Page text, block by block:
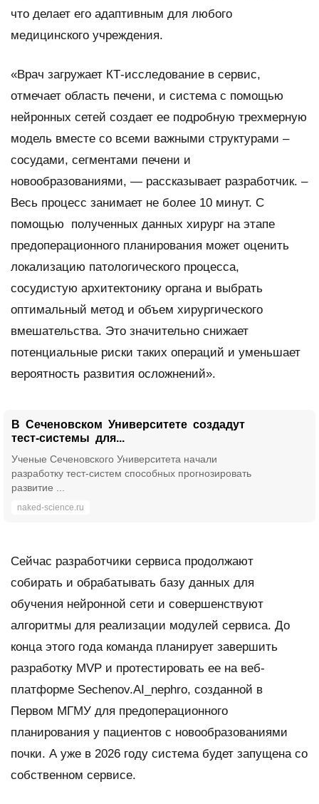
что делает его адаптивным для любого
медицинского учреждения.
«Врач загружает КТ-исследование в сервис,
отмечает область печени, и система с помощью
нейронных сетей создает ее подробную трехмерную
модель вместе со всеми важными структурами –
сосудами, сегментами печени и
новообразованиями, — рассказывает разработчик. –
Весь процесс занимает не более 10 минут. С
помощью полученных данных хирург на этапе
предоперационного планирования может оценить
локализацию патологического процесса,
сосудистую архитектонику органа и выбрать
оптимальный метод и объем хирургического
вмешательства. Это значительно снижает
потенциальные риски таких операций и уменьшает
вероятность развития осложнений».
В Сеченовском Университете создадут
тест-системы для...
Ученые Сеченовского Университета начали
разработку тест-систем способных прогнозировать
развитие ...
naked-science.ru
Сейчас разработчики сервиса продолжают
собирать и обрабатывать базу данных для
обучения нейронной сети и совершенствуют
алгоритмы для реализации модулей сервиса. До
конца этого года команда планирует завершить
разработку MVP и протестировать ее на веб-
платформе Sechenov.AI_nephro, созданной в
Первом МГМУ для предоперационного
планирования у пациентов с новообразованиями
почки. А уже в 2026 году система будет запущена со
собственном сервисе.